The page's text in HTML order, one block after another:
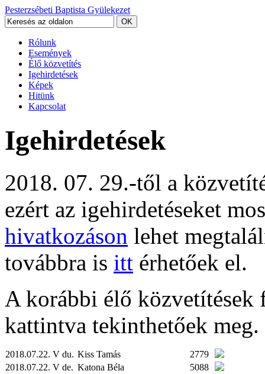
Pesterzsébeti Baptista Gyülekezet
Rólunk
Események
Élő közvetítés
Igehirdetések
Képek
Hitünk
Kapcsolat
Igehirdetések
2018. 07. 29.-től a
ezért az igehirdetéseket
hivatkozáson lehet
továbbra is itt érhetőek el.
A korábbi élő közvetítések
kattintva tekinthetőek meg.
2018.07.22. V du. Kiss Tamás
2779
2018.07.22. V de. Katona Béla
5088